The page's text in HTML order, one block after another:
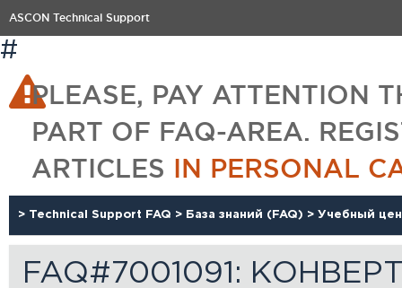
ASCON Technical Support
#
PLEASE, PAY ATTENTION
PART OF FAQ-AREA.
ARTICLES IN PERSONAL
> Technical Support FAQ > База знаний (FAQ) > Учебный
FAQ#7001091: